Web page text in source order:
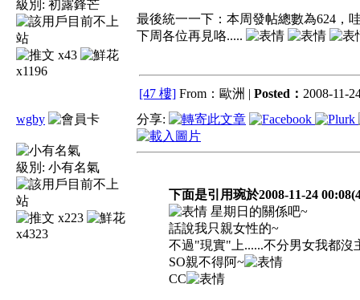
級別: 初露鋒芒
x43
x1196
最後統一一下：本周發帖總數為624，
下周各位再見咯.....
[47 樓] From：歐洲 | Posted： 2008-11-
wgby
級別: 小有名氣
x223
x4323
分享:
下面是引用琬於2008-11-24
星期日的關係吧~
話說我只親女性的~
不過"現實"上......不分男女我都沒
SO親不得阿~
CC